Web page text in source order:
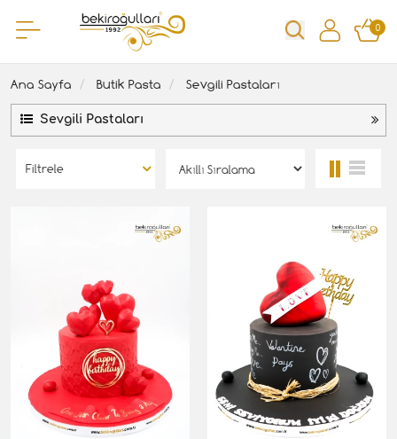
0
Ana Sayfa Butik Pasta Sevgili Pastaları
Sevgili Pastaları
Filtrele